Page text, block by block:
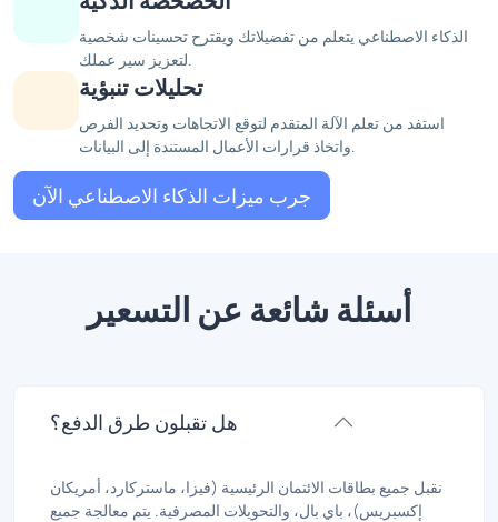
الذكاء الاصطناعي يتعلم من تفضيلاتك ويقترح تحسينات شخصية
لتعزيز سير عملك.
تحليلات تنبؤية
استفد من تعلم الآلة المتقدم لتوقع الاتجاهات وتحديد الفرص
واتخاذ قرارات الأعمال المستندة إلى البيانات.
جرب ميزات الذكاء الاصطناعي الآن
أسئلة شائعة عن التسعير
هل تقبلون طرق الدفع؟
نقبل جميع بطاقات الائتمان الرئيسية (فيزا، ماستركارد، أمريكان
إكسبريس)، باي بال، والتحويلات المصرفية. يتم معالجة جميع